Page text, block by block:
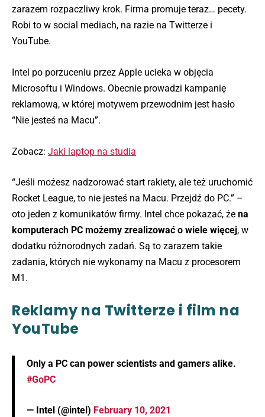
zarazem rozpaczliwy krok. Firma promuje teraz… pecety.
Robi to w social mediach, na razie na Twitterze i
YouTube.
Intel po porzuceniu przez Apple ucieka w objęcia
Microsoftu i Windows. Obecnie prowadzi kampanię
reklamową, w której motywem przewodnim jest hasło
“Nie jesteś na Macu”.
Zobacz: Jaki laptop na studia
“Jeśli możesz nadzorować start rakiety, ale też uruchomić
Rocket League, to nie jesteś na Macu. Przejdź do PC.” –
oto jeden z komunikatów firmy. Intel chce pokazać, że na
komputerach PC możemy zrealizować o wiele więcej, w
dodatku różnorodnych zadań. Są to zarazem takie
zadania, których nie wykonamy na Macu z procesorem
M1.
Reklamy na Twitterze i film na
YouTube
Only a PC can power scientists and gamers alike.
#GoPC
— Intel (@intel) February 10, 2021